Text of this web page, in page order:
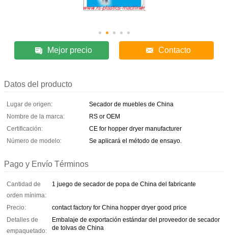
Mejor precio Contacto
Datos del producto
Lugar de origen:
Secador de muebles de China
Nombre de la marca:
RS or OEM
Certificación:
CE for hopper dryer manufacturer
Número de modelo:
Se aplicará el método de ensayo.
Pago y Envío Términos
Cantidad de
orden mínima:
1 juego de secador de popa de China del fabricante
Precio:
contact factory for China hopper dryer good price
Detalles de
empaquetado:
Embalaje de exportación estándar del proveedor de secador
de tolvas de China